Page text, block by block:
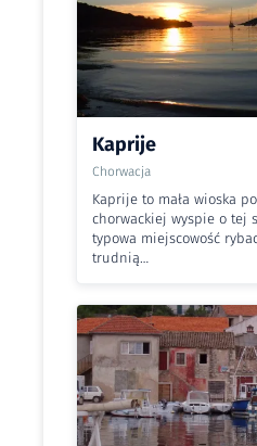
Kaprije
Chorwacja
Kaprije to mała wioska
chorwackiej wyspie o tej
typowa miejscowość
trudnią…